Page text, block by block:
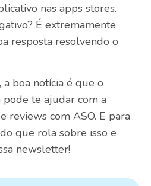
nas apps stores.
É extremamente
resposta resolvendo o
boa notícia é que o
te ajudar com a
reviews com ASO. E para
que rola sobre isso e
newsletter!